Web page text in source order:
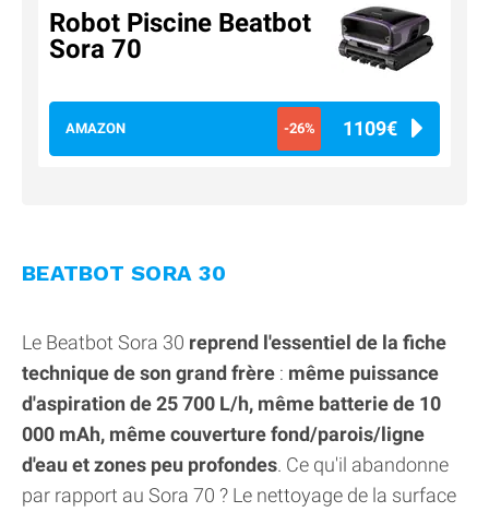
Robot Piscine Beatbot
Sora 70
AMAZON -26% 1109€
BEATBOT SORA 30
Le Beatbot Sora 30 reprend l'essentiel de la fiche
technique de son grand frère : même puissance
d'aspiration de 25 700 L/h, même batterie de 10
000 mAh, même couverture fond/parois/ligne
d'eau et zones peu profondes. Ce qu'il abandonne
par rapport au Sora 70 ? Le nettoyage de la surface